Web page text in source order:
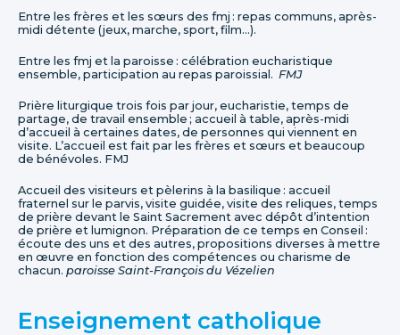
Entre les frères et les sœurs des fmj : repas communs, après-
midi détente (jeux, marche, sport, film…).
Entre les fmj et la paroisse : célébration eucharistique
ensemble, participation au repas paroissial. FMJ
Prière liturgique trois fois par jour, eucharistie, temps de
partage, de travail ensemble ; accueil à table, après-midi
d’accueil à certaines dates, de personnes qui viennent en
visite. L’accueil est fait par les frères et sœurs et beaucoup
de bénévoles. FMJ
Accueil des visiteurs et pèlerins à la basilique : accueil
fraternel sur le parvis, visite guidée, visite des reliques, temps
de prière devant le Saint Sacrement avec dépôt d’intention
de prière et lumignon. Préparation de ce temps en Conseil :
écoute des uns et des autres, propositions diverses à mettre
en œuvre en fonction des compétences ou charisme de
chacun. paroisse Saint-François du Vézelien
Enseignement catholique